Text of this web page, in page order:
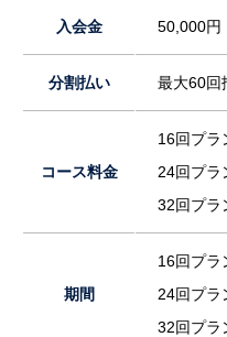
入会金 50,000円
分割払い 最大60回
コース料金
16回プ
24回プ
32回プ
期間
16回プ
24回プ
32回プ